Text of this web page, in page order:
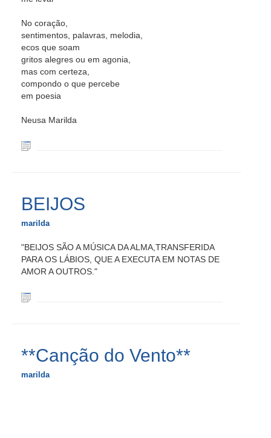
No coração,
sentimentos, palavras, melodia,
ecos que soam
gritos alegres ou em agonia,
mas com certeza,
compondo o que percebe
em poesia
Neusa Marilda
BEIJOS
marilda
"BEIJOS SÃO A MÚSICA DA ALMA,TRANSFERIDA
PARA OS LÁBIOS, QUE A EXECUTA EM NOTAS DE
AMOR A OUTROS."
**Canção do Vento**
marilda